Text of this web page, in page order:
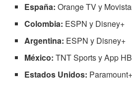
España: Orange TV y
Colombia: ESPN y Disney+
Argentina: ESPN y Disney+
México: TNT Sports y App
Estados Unidos: